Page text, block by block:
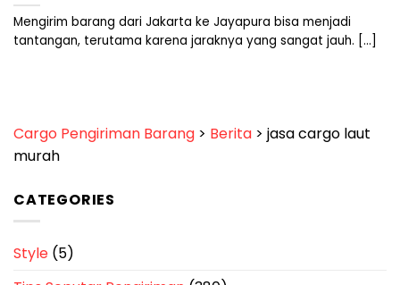
Mengirim barang dari Jakarta ke Jayapura bisa menjadi
tantangan, terutama karena jaraknya yang sangat jauh. [...]
Cargo Pengiriman Barang > Berita > jasa cargo laut
murah
CATEGORIES
Style (5)